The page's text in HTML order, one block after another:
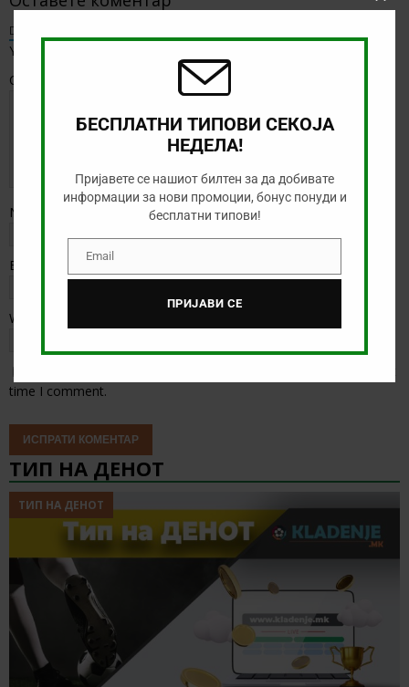
Default Comments (1)
Your email address will not be published.
Comment
Name
Email
Website
time I comment.
ТИП НА ДЕНОТ
ТИП НА ДЕНОТ
Close
БЕСПЛАТНИ ТИПОВИ СЕКОЈА
НЕДЕЛА!
Пријавете се нашиот билтен за да добивате
информации за нови промоции, бонус понуди и
бесплатни типови!
EmailEmail
ПРИЈАВИ СЕ